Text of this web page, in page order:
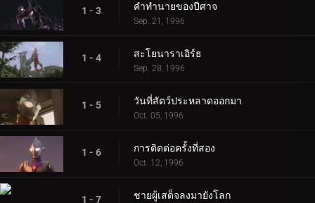
1 - 3 คำทำนายของปีศาจ
Sep. 21, 1996
1 - 4 สะโยนาราเอิร์ธ
Sep. 28, 1996
1 - 5 วันที่สัตว์ประหลาดออกมา
Oct. 05, 1996
1 - 6 การติดต่อครั้งที่สอง
Oct. 12, 1996
1 - 7 ชายผู้เสด็จลงมายังโลก